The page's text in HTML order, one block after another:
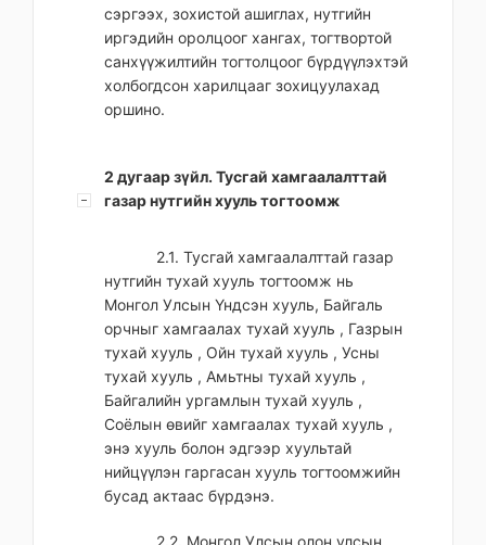
сэргээх, зохистой ашиглах, нутгийн
иргэдийн оролцоог хангах, тогтвортой
санхүүжилтийн тогтолцоог бүрдүүлэхтэй
холбогдсон харилцааг зохицуулахад
оршино.
2 дугаар зүйл. Тусгай хамгаалалттай
газар нутгийн хууль тогтоомж
2.1. Тусгай хамгаалалттай газар
нутгийн тухай хууль тогтоомж нь
Монгол Улсын Үндсэн хууль, Байгаль
орчныг хамгаалах тухай хууль , Газрын
тухай хууль , Ойн тухай хууль , Усны
тухай хууль , Амьтны тухай хууль ,
Байгалийн ургамлын тухай хууль ,
Соёлын өвийг хамгаалах тухай хууль ,
энэ хууль болон эдгээр хуультай
нийцүүлэн гаргасан хууль тогтоомжийн
бусад актаас бүрдэнэ.
2.2. Монгол Улсын олон улсын